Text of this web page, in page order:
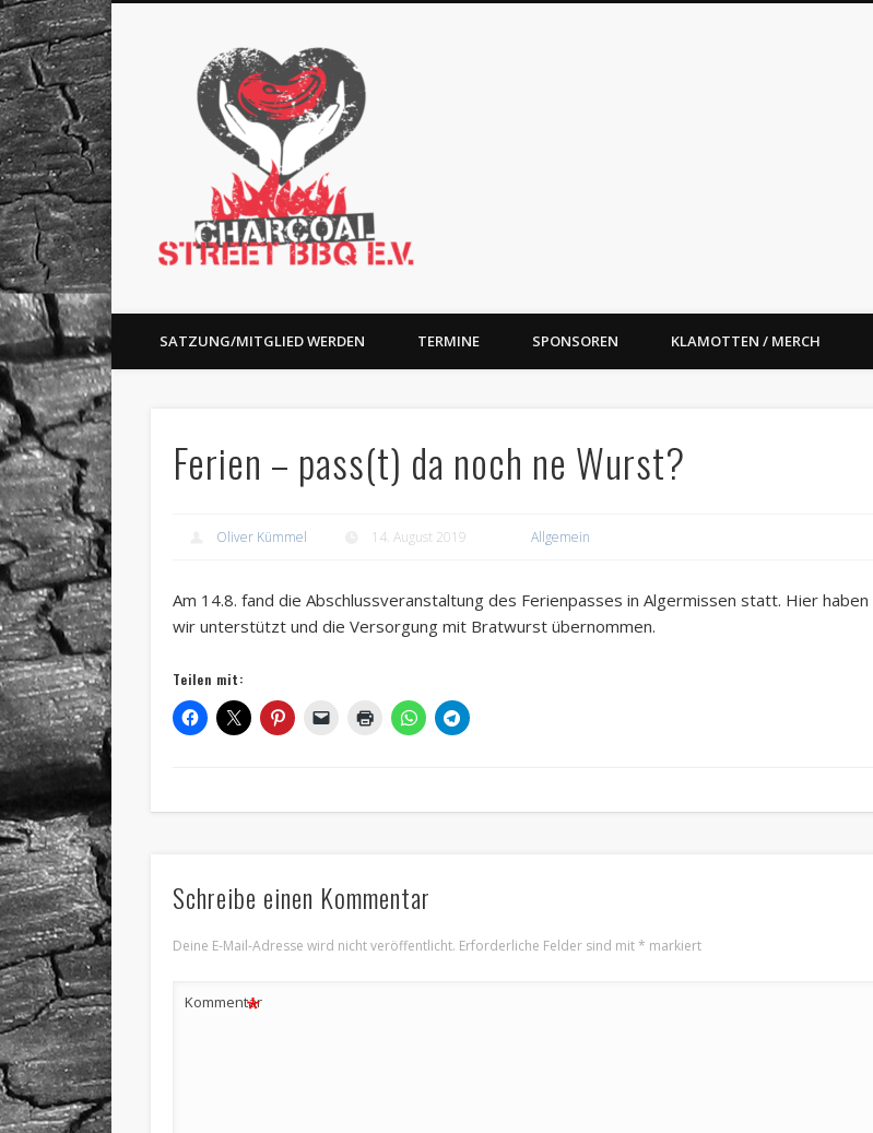
Charity and BBQ
Facebook
SATZUNG/MITGLIED WERDEN TERMINE SPONSOREN KLAMOTTEN / MERCH
Ferien – pass(t) da noch ne Wurst?
Oliver Kümmel 14. August 2019 Allgemein
Am 14.8. fand die Abschlussveranstaltung des Ferienpasses in Algermissen statt. Hier haben
wir unterstützt und die Versorgung mit Bratwurst übernommen.
Teilen mit:
Schreibe einen Kommentar
Deine E-Mail-Adresse wird nicht veröffentlicht. Erforderliche Felder sind mit* markiert
Kommentar
*